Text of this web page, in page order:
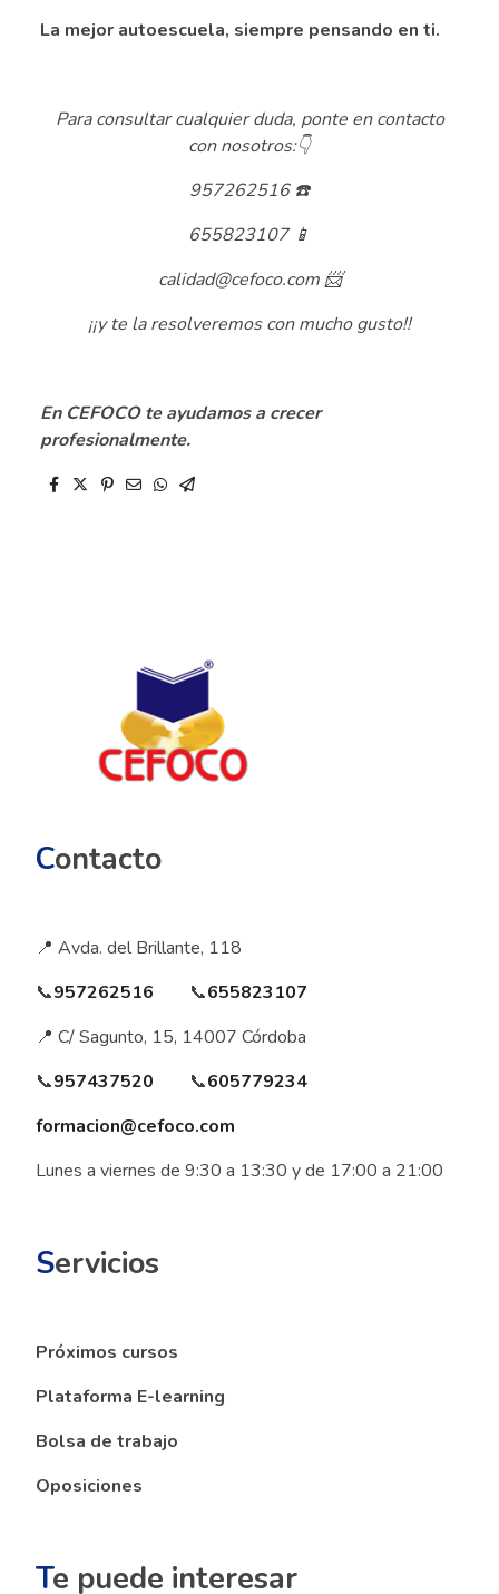
La mejor autoescuela, siempre pensando en ti.
Para consultar cualquier duda, ponte en contacto
con nosotros:👇
957262516 ☎️
655823107 📱
calidad@cefoco.com 📨
¡¡y te la resolveremos con mucho gusto!!
En CEFOCO te ayudamos a crecer
profesionalmente.
Contacto
📍 Avda. del Brillante, 118
📞957262516 📞655823107
📍 C/ Sagunto, 15, 14007 Córdoba
📞957437520 📞605779234
formacion@cefoco.com
Lunes a viernes de 9:30 a 13:30 y de 17:00 a 21:00
Servicios
Próximos cursos
Plataforma E-learning
Bolsa de trabajo
Oposiciones
Te puede interesar